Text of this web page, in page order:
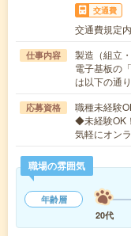
交通費
交通費規定
仕事内容
製造（組立・
電子基板の
は以下の通
応募資格
職種未経験
◆未経験OK
気軽にオン
職場の雰囲気
年齢層
20代